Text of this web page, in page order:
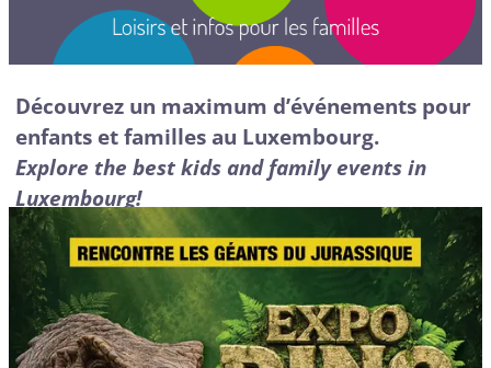
Découvrez un maximum d’événements pour
enfants et familles au Luxembourg.
Explore the best kids and family events in
Luxembourg!